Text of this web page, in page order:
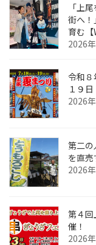
「上
街へ！
育む
2026
令和８
１９
2026
第二
を直売
2026
第４
催！
2026